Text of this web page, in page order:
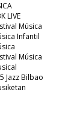
LIVE
Música
Infantil
Música
Jazz Bilbao